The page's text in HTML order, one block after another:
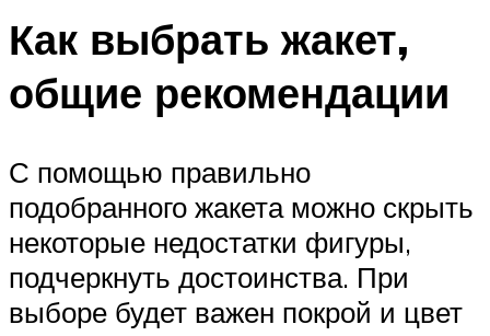
Как выбрать жакет,
общие рекомендации
С помощью правильно
подобранного жакета можно скрыть
некоторые недостатки фигуры,
подчеркнуть достоинства. При
выборе будет важен покрой и цвет